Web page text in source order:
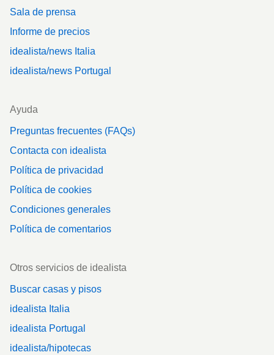
Sala de prensa
Informe de precios
idealista/news Italia
idealista/news Portugal
Ayuda
Preguntas frecuentes (FAQs)
Contacta con idealista
Política de privacidad
Política de cookies
Condiciones generales
Política de comentarios
Otros servicios de idealista
Buscar casas y pisos
idealista Italia
idealista Portugal
idealista/hipotecas